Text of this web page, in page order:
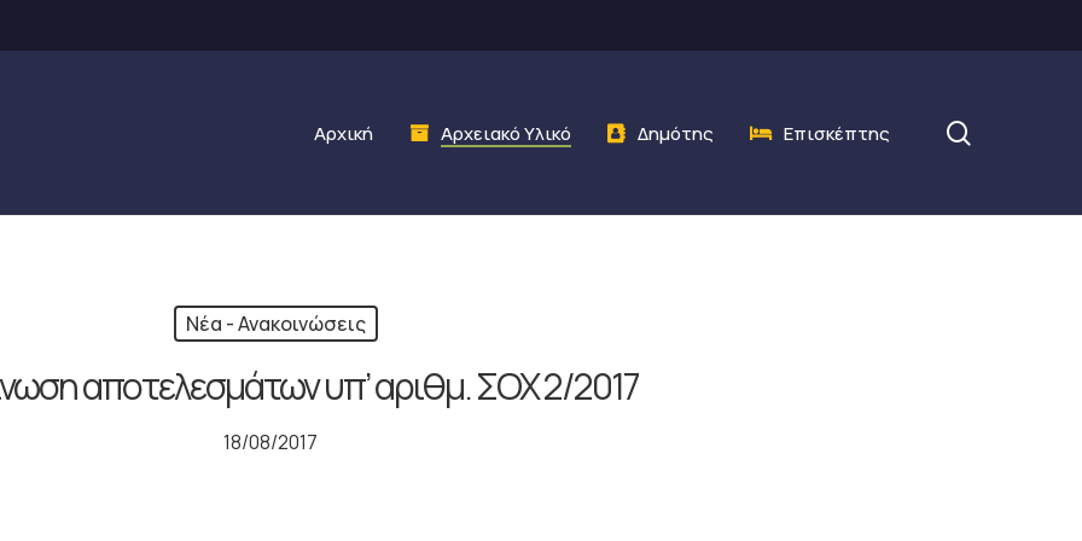
Αρχική Αρχειακό Υλικό Δημότης Επισκέπτης
Νέα - Ανακοινώσεις
αποτελεσμάτων υπ’ αριθμ. ΣΟΧ 2/2017
18/08/2017